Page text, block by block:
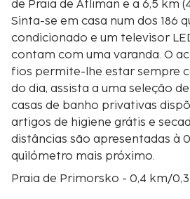
de Praia de Atliman e a 6,5 km
Sinta-se em casa num dos 186
condicionado e um televisor
contam com uma varanda. O
fios permite-lhe estar sempre
do dia, assista a uma seleção
casas de banho privativas
artigos de higiene grátis e
distâncias são apresentadas à
quilómetro mais próximo.
Praia de Primorsko - 0,4 km/